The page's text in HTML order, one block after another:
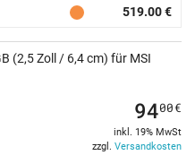
519.00 €
(2,5 Zoll / 6,4 cm) für MSI
9400€
inkl. 19% MwSt
zzgl. Versandkosten